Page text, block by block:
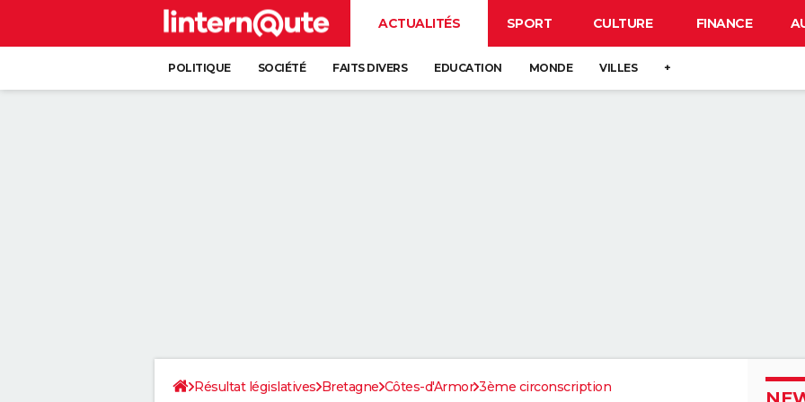
ACTUALITÉS SPORT CULTURE FINANCE
POLITIQUE SOCIÉTÉ FAITS DIVERS EDUCATION MONDE VILLES +
Résultat législatives Bretagne Côtes-d'Armor 3ème circonscription